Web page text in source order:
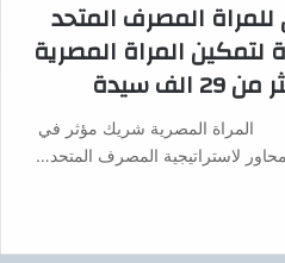
المصرف المتحد
17 مبادرة لتمكين المراة المصرية
سيدة
المراة المصرية شريك مؤثر في